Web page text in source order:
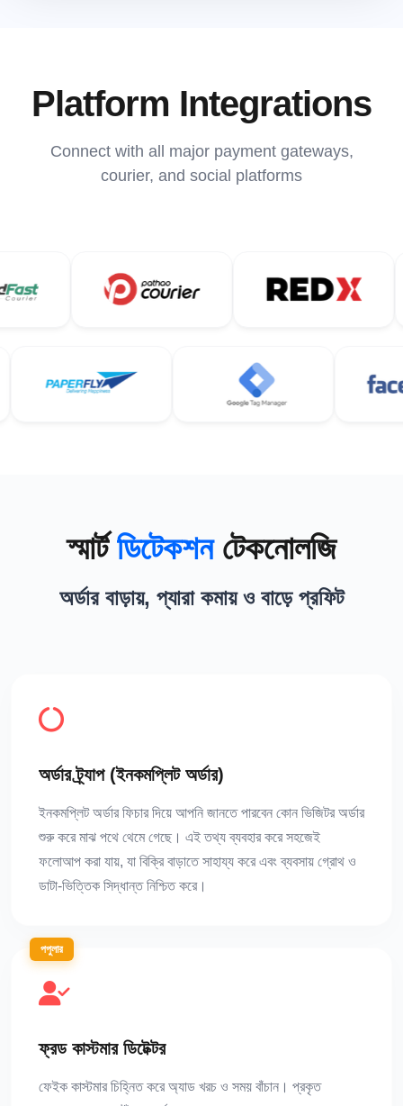
Platform Integrations
Connect with all major payment gateways,
courier, and social platforms
স্মার্টডিটেকশনটেকনোলজি
অর্ডার বাড়ায়, প্যারা কমায় ও বাড়ে প্রফিট
অর্ডার ট্র্যাপ (ইনকমপ্লিট অর্ডার)
ইনকমপ্লিট অর্ডার ফিচার দিয়ে আপনি জানতে পারবেন কোন ভিজিটর অর্ডার
শুরু করে মাঝ পথে থেমে গেছে। এই তথ্য ব্যবহার করে সহজেই
ফলোআপ করা যায়, যা বিক্রি বাড়াতে সাহায্য করে এবং ব্যবসায় গ্রোথ ও
ডাটা-ভিত্তিক সিদ্ধান্ত নিশ্চিত করে।
পপুলার
ফ্রড কাস্টমার ডিটেক্টর
ফেইক কাস্টমার চিহ্নিত করে অ্যাড খরচ ও সময় বাঁচান। প্রকৃত